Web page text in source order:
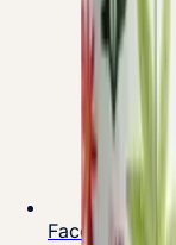
Facebook